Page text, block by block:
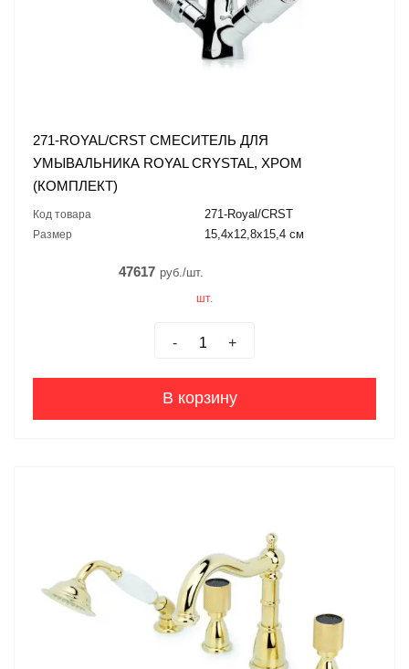
271-ROYAL/CRST СМЕСИТЕЛЬ ДЛЯ
УМЫВАЛЬНИКА ROYAL CRYSTAL, ХРОМ
(КОМПЛЕКТ)
Код товара 271-Royal/CRST
Размер 15,4x12,8x15,4 см
47617 руб./шт.
шт.
- +
В корзину